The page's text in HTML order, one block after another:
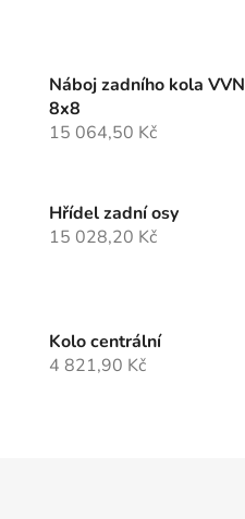
Náboj zadního kola VVN
8x8
15 064,50 Kč
Hřídel zadní osy
15 028,20 Kč
Kolo centrální
4 821,90 Kč